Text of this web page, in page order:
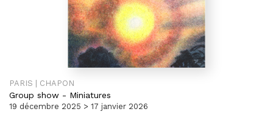
PARIS | CHAPON
Group show - Miniatures
19 décembre 2025 > 17 janvier 2026